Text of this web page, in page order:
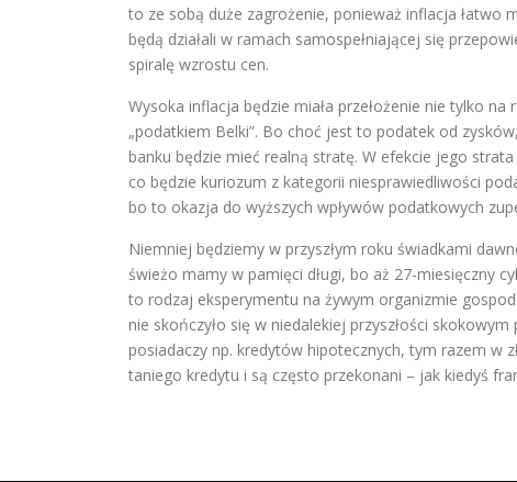
to ze sobą duże zagrożenie, ponieważ inflacja łatwo
będą działali w ramach samospełniającej się
spiralę wzrostu cen.
Wysoka inflacja będzie miała przełożenie nie tylko
„podatkiem Belki”. Bo choć jest to podatek od
banku będzie mieć realną stratę. W efekcie jego
co będzie kuriozum z kategorii niesprawiedliwości
bo to okazja do wyższych wpływów podatkowych
Niemniej będziemy w przyszłym roku świadkami
świeżo mamy w pamięci długi, bo aż 27-miesięczny
to rodzaj eksperymentu na żywym organizmie
nie skończyło się w niedalekiej przyszłości
posiadaczy np. kredytów hipotecznych, tym razem w
taniego kredytu i są często przekonani – jak kiedyś